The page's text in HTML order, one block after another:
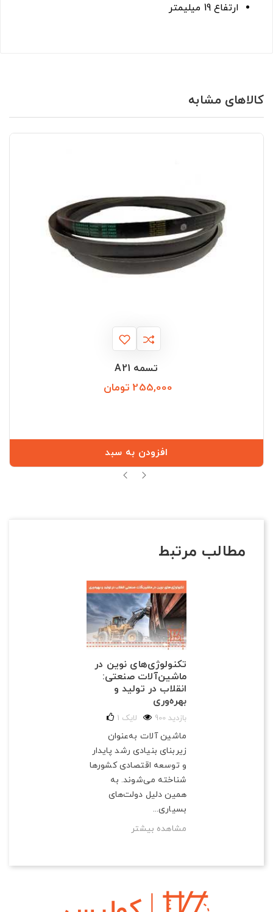
ارتفاع 19 میلیمتر
کالاهای مشابه
تسمه A21
255,000 تومان
افزودن به سبد
مطالب مرتبط
تکنولوژی‌های نوین در
ماشین‌آلات صنعتی:
انقلاب در تولید و
بهره‌وری
900 بازدید 1 لایک
ماشین آلات به‌عنوان
زیربنای بنیادی رشد پایدار
و توسعه اقتصادی کشورها
شناخته می‌شوند. به
همین دلیل دولت‌های
بسیاری...
مشاهده بیشتر